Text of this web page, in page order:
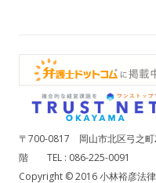
〒700-0817 岡山市北区弓之
階 TEL : 086-225-0091
Copyright © 2016 小林裕彦法